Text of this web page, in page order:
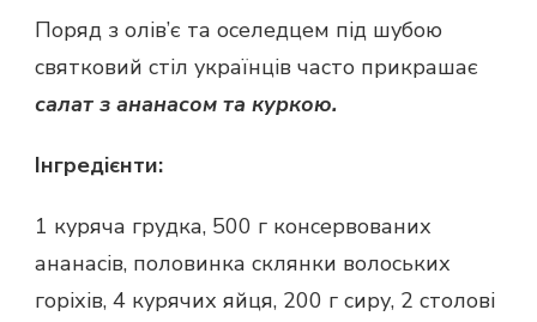
Поряд з олів’є та оселедцем під шубою
святковий стіл українців часто прикрашає
салат з ананасом та куркою.
Інгредієнти:
1 куряча грудка, 500 г консервованих
ананасів, половинка склянки волоських
горіхів, 4 курячих яйця, 200 г сиру, 2 столові